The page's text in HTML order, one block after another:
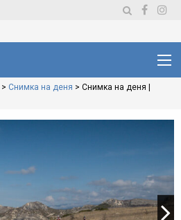
> Снимка на деня > Снимка на деня |